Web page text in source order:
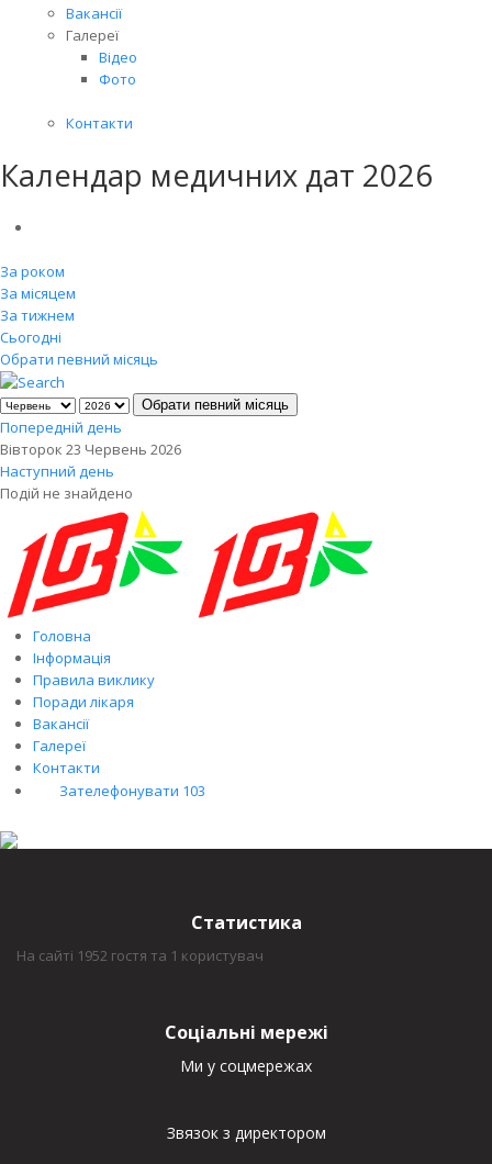
Вакансії
Галереї
Відео
Фото
Контакти
Календар медичних дат 2026
За роком
За місяцем
За тижнем
Сьогодні
Обрати певний місяць
Обрати певний місяць
Попередній день
Вівторок 23 Червень 2026
Наступний день
Подій не знайдено
Головна
Інформація
Правила виклику
Поради лікаря
Вакансії
Галереї
Контакти
Зателефонувати 103
Статистика
На сайті 1952 гостя та 1 користувач
Соціальні мережі
Ми у соцмережах
Звязок з директором